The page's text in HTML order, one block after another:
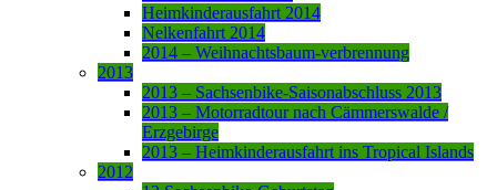
Heimkinderausfahrt 2014
Nelkenfahrt 2014
2014 – Weihnachtsbaum-verbrennung
2013
2013 – Sachsenbike-Saisonabschluss 2013
2013 – Motorradtour nach Cämmerswalde /
Erzgebirge
2013 – Heimkinderausfahrt ins Tropical Islands
2012